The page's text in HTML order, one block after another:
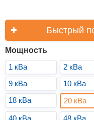
Быстрый
Мощность
1 кВа
2 кВа
9 кВа
10 кВа
18 кВа
20 кВа
40 кВа 48 кВа